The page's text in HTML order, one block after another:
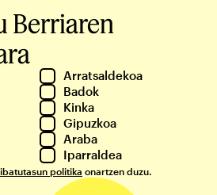
Berriaren
Arratsaldekoa
Badok
Kinka
Gipuzkoa
Araba
Iparraldea
politika onartzen duzu.